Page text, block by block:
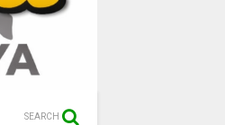
SEARCH